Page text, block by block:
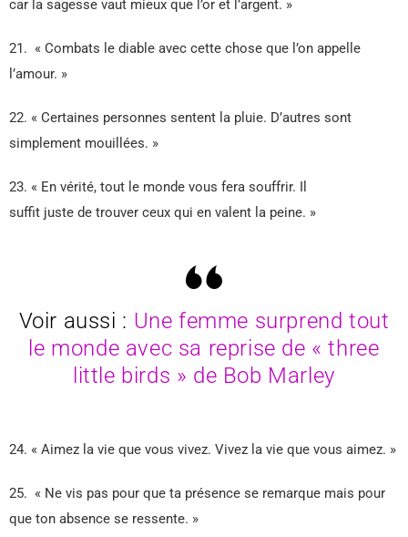
car la sagesse vaut mieux que l’or et l’argent. »
21. « Combats le diable avec cette chose que l’on appelle
l’amour. »
22. « Certaines personnes sentent la pluie. D’autres sont
simplement mouillées. »
23. « En vérité, tout le monde vous fera souffrir. Il
suffit juste de trouver ceux qui en valent la peine. »
Voir aussi : Une femme surprend tout
le monde avec sa reprise de « three
little birds » de Bob Marley
24. « Aimez la vie que vous vivez. Vivez la vie que vous aimez. »
25. « Ne vis pas pour que ta présence se remarque mais pour
que ton absence se ressente. »